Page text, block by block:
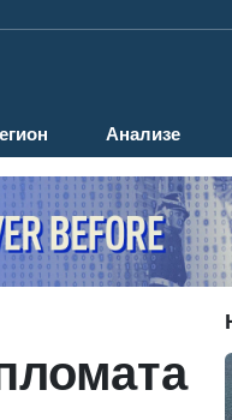
Анализе